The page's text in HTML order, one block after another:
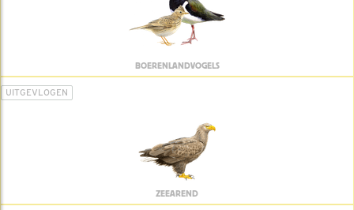
BOERENLANDVOGELS
UITGEVLOGEN
ZEEAREND